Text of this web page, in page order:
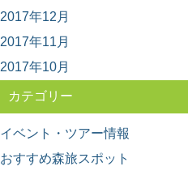
2017年12月
2017年11月
2017年10月
カテゴリー
イベント・ツアー情報
おすすめ森旅スポット